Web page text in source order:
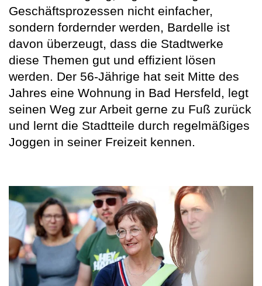
Geschäftsprozessen nicht einfacher,
sondern fordernder werden, Bardelle ist
davon überzeugt, dass die Stadtwerke
diese Themen gut und effizient lösen
werden. Der 56-Jährige hat seit Mitte des
Jahres eine Wohnung in Bad Hersfeld, legt
seinen Weg zur Arbeit gerne zu Fuß zurück
und lernt die Stadtteile durch regelmäßiges
Joggen in seiner Freizeit kennen.